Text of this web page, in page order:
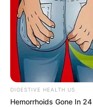
Campanha
incentiva a
reforça a
Cada bolsa de sangue
foi escolhido por
doações
DIGESTIVE HEALTH US
Hemorrhoids Gone In